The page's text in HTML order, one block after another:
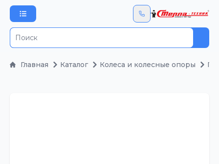
Главная Каталог Колеса и колесные опоры По